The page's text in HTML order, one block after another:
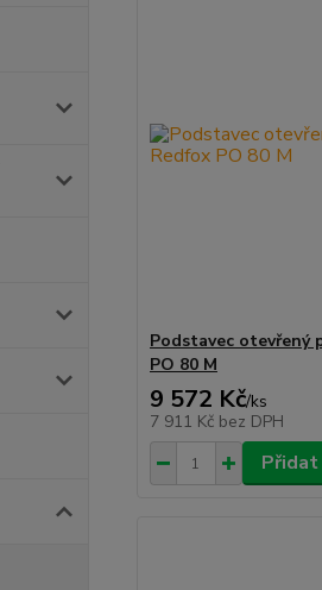
Podstavec otevřený
PO 80 M
9 572 Kč/ks
7 911 Kč bez DPH
Přidat